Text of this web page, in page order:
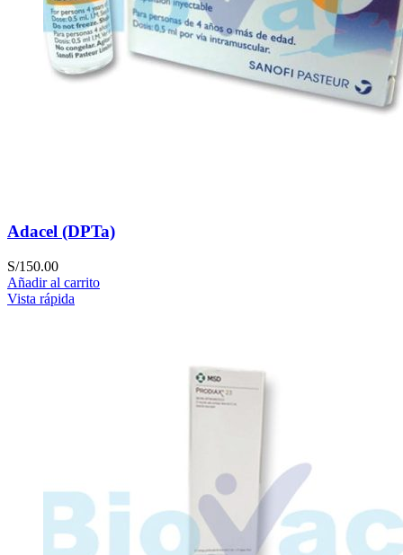
Adacel (DPTa)
S/150.00
Añadir al carrito
Vista rápida